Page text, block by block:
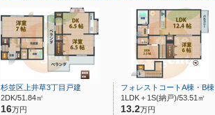
杉並区上井草3丁目戸建
2DK/51.84㎡
16万円
フォレストコートA棟・B棟
1LDK＋1S(納戸)/53.51㎡
13.2万円